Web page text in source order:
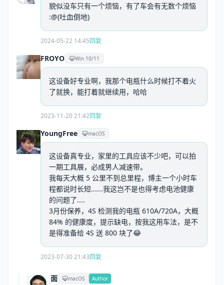
貌似没车只有一个烦恼，有了车会有无数个烦恼
:@(吐血倒地)
2024-05-22 14:45回复
FROYO Win 10/11
这设备好专业啊，我那个电瓶什么时候打不着火
了就换，能打着就继续用，哈哈
2023-11-20 21:42回复
YoungFree macOS
这设备真专业，家里的工具应该不少吧，可以拍
一期工具展，必成男人减速带。
我每天大概 5 公里不到总里程，博主一个小时车
程都说时长短......我这岂不是也得考虑电池健康
的问题了....
3月份保养，4S 检测我的电瓶 610A/720A，大概
84% 的健康度，提示缺电，按我这用车法，是不
是得准备给 4S 送 800 块了😂
2023-07-30 21:43回复
面 macOS Author